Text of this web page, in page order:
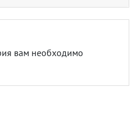
вам необходимо